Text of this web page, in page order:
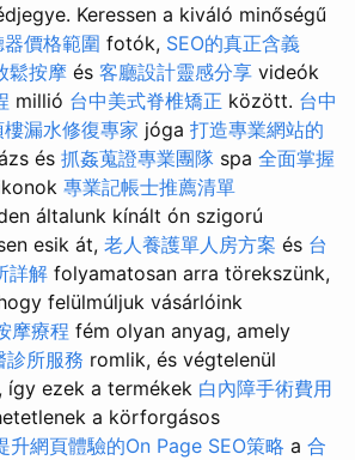
Keressen a kiváló minőségű
價格範圍 fotók, SEO的真正含義
鬆按摩 és 客廳設計靈感分享 videók
millió 台中美式脊椎矯正 között. 台中
樓漏水修復專家 jóga 打造專業網站的
és 抓姦蒐證專業團隊 spa 全面掌握
專業記帳士推薦清單
általunk kínált ón szigorú
esik át, 老人養護單人房方案 és 台
詳解 folyamatosan arra törekszünk,
felülmúljuk vásárlóink
摩療程 fém olyan anyag, amely
診所服務 romlik, és végtelenül
így ezek a termékek 白內障手術費用
a körforgásos
升網頁體驗的On Page SEO策略 a 合